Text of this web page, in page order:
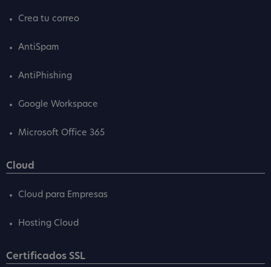
Crea tu correo
AntiSpam
AntiPhishing
Google Workspace
Microsoft Office 365
Cloud
Cloud para Empresas
Hosting Cloud
Certificados SSL